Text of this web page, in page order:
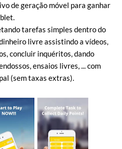
de geração móvel para ganhar
tarefas simples dentro do
livre assistindo a vídeos,
concluir inquéritos, dando
ensaios livres, ... com
(sem taxas extras).